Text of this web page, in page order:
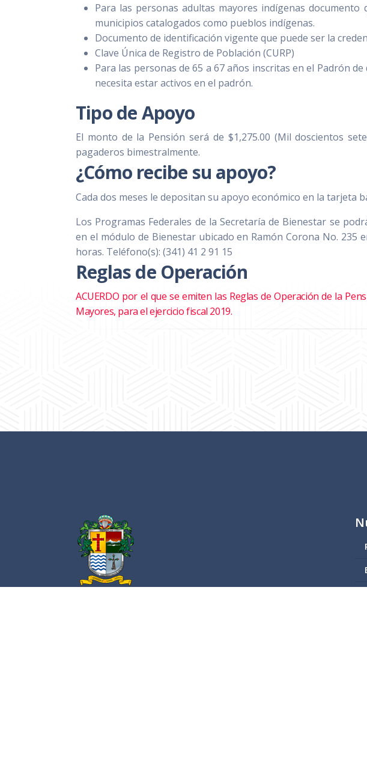
Para las personas adultas mayores indígenas
municipios catalogados como pueblos indígenas.
Documento de identificación vigente que puede ser la
Clave Única de Registro de Población (CURP)
Para las personas de 65 a 67 años inscritas en el Padrón
necesita estar activos en el padrón.
Tipo de Apoyo
El monto de la Pensión será de $1,275.00 (Mil doscientos
pagaderos bimestralmente.
¿Cómo recibe su apoyo?
Cada dos meses le depositan su apoyo económico en la tarjeta
Los Programas Federales de la Secretaría de Bienestar se
en el módulo de Bienestar ubicado en Ramón Corona No. 235
horas. Teléfono(s): (341) 41 2 91 15
Reglas de Operación
ACUERDO por el que se emiten las Reglas de Operación de la
Mayores, para el ejercicio fiscal 2019.